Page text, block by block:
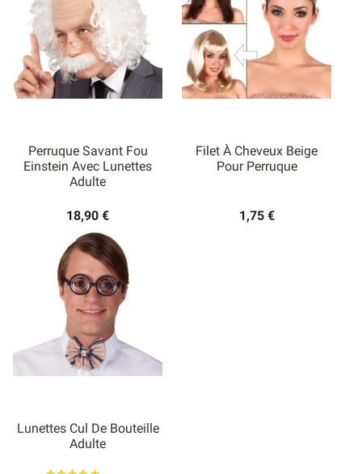
Perruque Savant Fou
Einstein Avec Lunettes
Adulte
18,90 €
Filet À Cheveux Beige
Pour Perruque
1,75 €
Lunettes Cul De Bouteille
Adulte